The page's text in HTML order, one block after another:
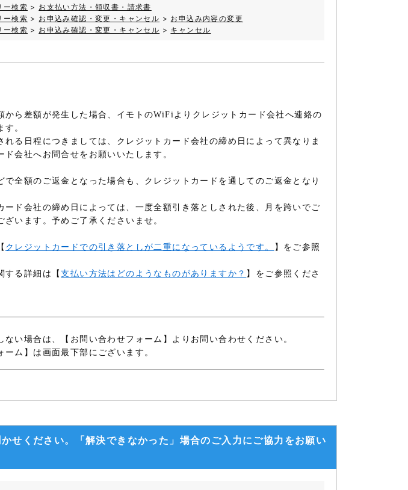
ー検索 > お支払い方法・領収書・請求書
ー検索 > お申込み確認・変更・キャンセル > お申込み内容の変更
ー検索 > お申込み確認・変更・キャンセル > キャンセル
から差額が発生した場合、イモトのWiFiよりクレジットカード会社へ連絡の
す。
れる日程につきましては、クレジットカード会社の締め日によって異なりま
ド会社へお問合せをお願いいたします。
で全額のご返金となった場合も、クレジットカードを通してのご返金となり
ード会社の締め日によっては、一度全額引き落としされた後、月を跨いでご
ざいます。予めご了承くださいませ。
クレジットカードでの引き落としが二重になっているようです 。
】をご参照
する詳細は【支払い方法はどのようなものがありますか？ 】をご参照くださ
ない場合は、【お問い合わせフォーム】よりお問い合わせください。
ム】は画面最下部にございます。
せください。「解決できなかった」場合のご入力にご協力をお願い